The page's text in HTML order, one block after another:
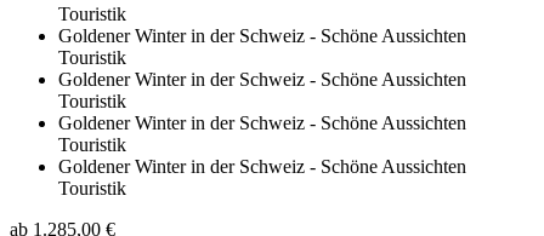
Touristik
Goldener Winter in der Schweiz - Schöne Aussichten
Touristik
Goldener Winter in der Schweiz - Schöne Aussichten
Touristik
Goldener Winter in der Schweiz - Schöne Aussichten
Touristik
Goldener Winter in der Schweiz - Schöne Aussichten
Touristik
ab 1.285,00 €